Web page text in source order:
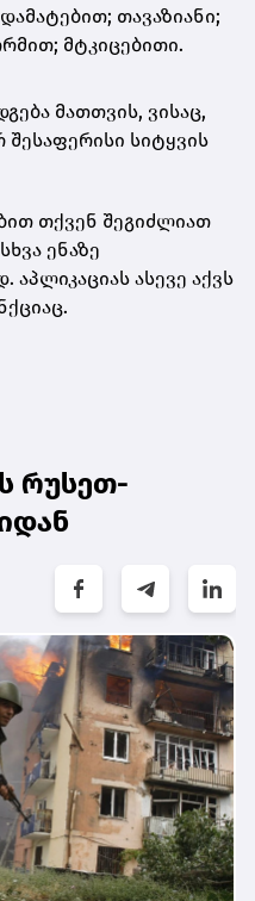
თავაზიანი;
მტკიცებითი.
მათთვის, ვისაც,
სიტყვის
თქვენ შეგიძლიათ
ენაზე
ასევე აქვს
რუსეთ-